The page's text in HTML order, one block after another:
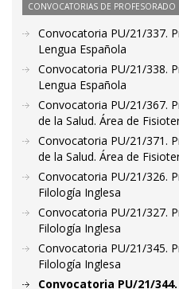
CONVOCATORIAS DE PROFESORADO
Convocatoria PU/21/337.
Lengua Española
Convocatoria PU/21/338.
Lengua Española
Convocatoria PU/21/367.
de la Salud. Área de
Convocatoria PU/21/371.
de la Salud. Área de
Convocatoria PU/21/326.
Filología Inglesa
Convocatoria PU/21/327.
Filología Inglesa
Convocatoria PU/21/345.
Filología Inglesa
Convocatoria PU/21/